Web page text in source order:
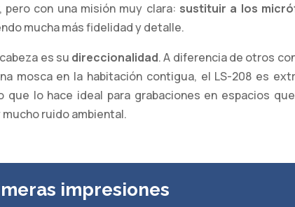
con una misión muy clara: sustituir a los
mucha más fidelidad y detalle.
es su direccionalidad. A diferencia de otros
mosca en la habitación contigua, el LS-208 es
que lo hace ideal para grabaciones en espacios
ruido ambiental.
impresiones